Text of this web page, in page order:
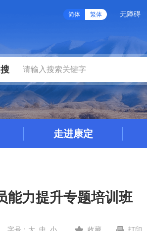
简体 繁体 无障碍
走进康定
能力提升专题培训班